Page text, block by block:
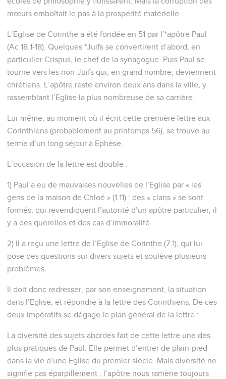
mœurs emboîtait le pas à la prospérité matérielle.
L’Eglise de Corinthe a été fondée en 51 par l’*apôtre Paul
(Ac 18.1-18). Quelques *Juifs se convertirent d’abord, en
particulier Crispus, le chef de la synagogue. Puis Paul se
tourne vers les non-Juifs qui, en grand nombre, deviennent
chrétiens. L’apôtre reste environ deux ans dans la ville, y
rassemblant l’Eglise la plus nombreuse de sa carrière.
Lui-même, au moment où il écrit cette première lettre aux
Corinthiens (probablement au printemps 56), se trouve au
terme d’un long séjour à Ephèse.
L’occasion de la lettre est double :
1) Paul a eu de mauvaises nouvelles de l’Eglise par « les
gens de la maison de Chloé » (1.11) : des « clans » se sont
formés, qui revendiquent l’autorité d’un apôtre particulier, il
y a des querelles et des cas d’immoralité.
2) Il a reçu une lettre de l’Eglise de Corinthe (7.1), qui lui
pose des questions sur divers sujets et soulève plusieurs
problèmes.
Il doit donc redresser, par son enseignement, la situation
dans l’Eglise, et répondre à la lettre des Corinthiens. De ces
deux impératifs se dégage le plan général de la lettre :
La diversité des sujets abordés fait de cette lettre une des
plus pratiques de Paul. Elle permet d’entrer de plain-pied
dans la vie d’une Eglise du premier siècle. Mais diversité ne
signifie pas éparpillement : l’apôtre nous ramène toujours